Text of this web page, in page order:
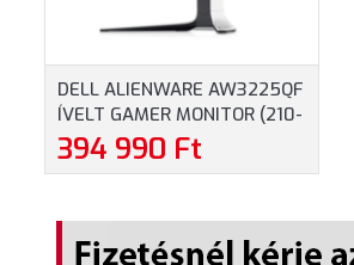
DELL ALIENWARE AW3225QF
ÍVELT GAMER MONITOR (210-
BLLV) - 31.6" (3840X2160)
QD-OLED, 16:9, 1M:1, 1000CD,
USB, 3 ÉV GARANCIA, SZÜRKE
SZÍNBEN
394 990 Ft